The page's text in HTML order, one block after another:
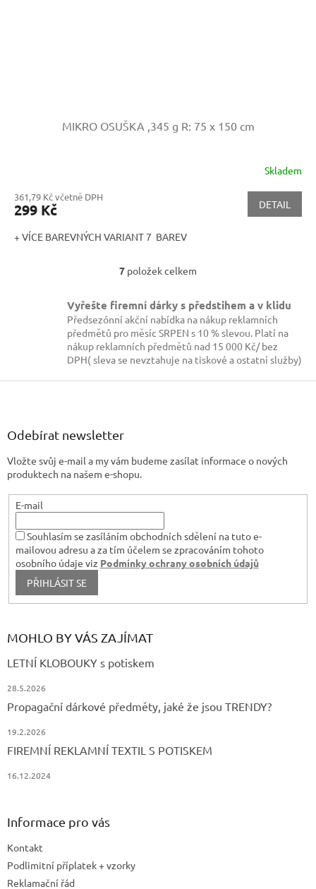
MIKRO OSUŠKA ,345 g R: 75 x 150 cm
Skladem
361,79 Kč včetně DPH
299 Kč DETAIL
+ VÍCE BAREVNÝCH VARIANT 7 BAREV
O
l
á
d
a
c
p
ý
i
7 položek celkem
Vyřešte firemní dárky s předstihem a v klidu
Předsezónní akční nabídka na nákup reklamních
předmětů pro měsíc SRPEN s 10 % slevou. Platí na
nákup reklamních předmětů nad 15 000 Kč/ bez
DPH( sleva se nevztahuje na tiskové a ostatní služby)
Z
Odebírat newsletter
Vložte svůj e-mail a my vám budeme zasílat informace o nových
produktech na našem e-shopu.
E-mail
Souhlasím se zasíláním obchodních sdělení na tuto e-
mailovou adresu a za tím účelem se zpracováním tohoto
osobního údaje viz Podmínky ochrany osobních údajů
PŘIHLÁSIT SE
MOHLO BY VÁS ZAJÍMAT
LETNÍ KLOBOUKY s potiskem
28.5.2026
Propagační dárkové předměty, jaké že jsou TRENDY?
19.2.2026
FIREMNÍ REKLAMNÍ TEXTIL S POTISKEM
16.12.2024
Informace pro vás
Kontakt
Podlimitní příplatek + vzorky
Reklamační řád